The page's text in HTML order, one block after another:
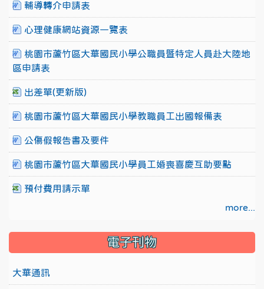
輔導轉介申請表
心理健康網站資源一覽表
桃園市蘆竹區大華國民小學公職員暨特定人員赴大陸地
區申請表
出差單(更新版)
桃園市蘆竹區大華國民小學教職員工出國報備表
公傷假報告書及要件
桃園市蘆竹區大華國民小學員工婚喪喜慶互助要點
預付費用請示單
more...
電子刊物
大華通訊